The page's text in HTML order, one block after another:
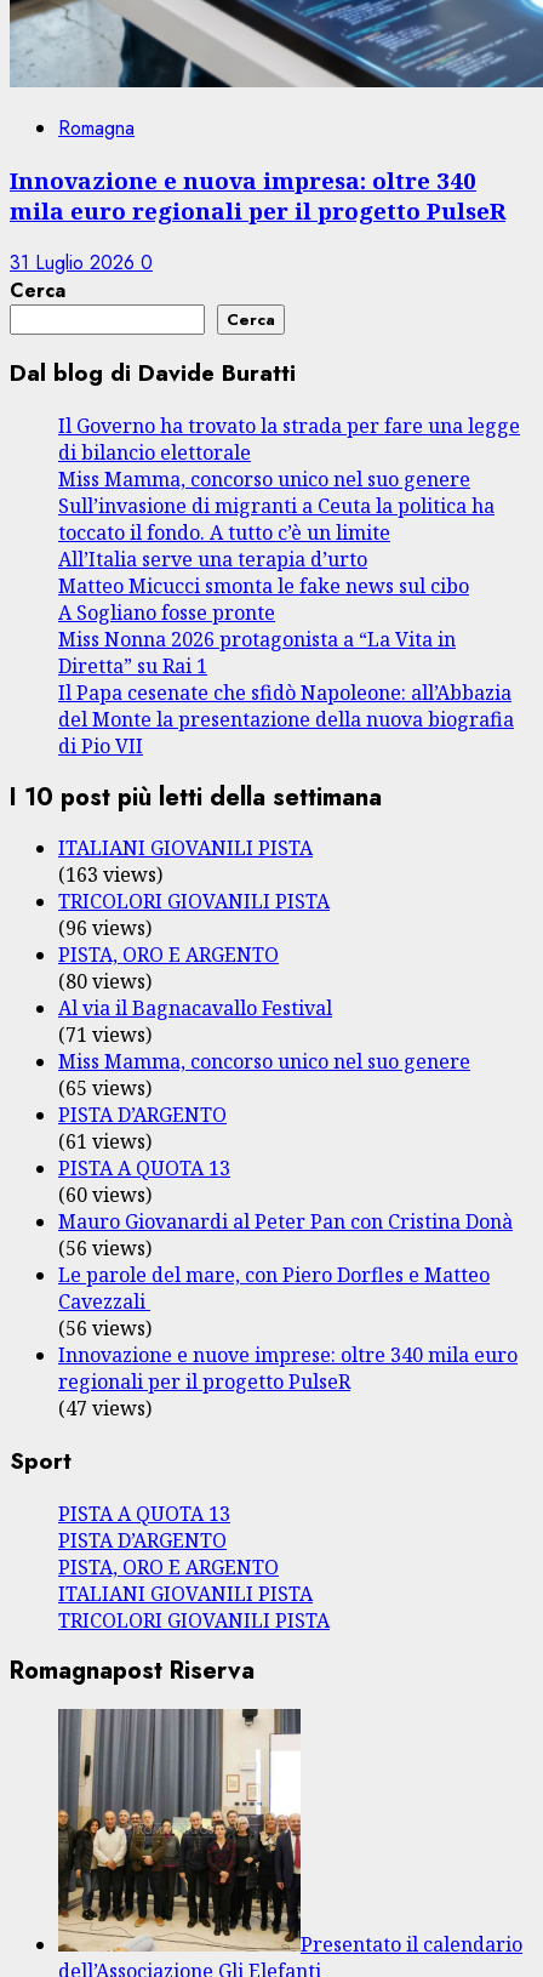
Romagna
Innovazione e nuova impresa: oltre 340
mila euro regionali per il progetto PulseR
31 Luglio 2026 0
Cerca
Cerca
Dal blog di Davide Buratti
Il Governo ha trovato la strada per fare una legge
di bilancio elettorale
Miss Mamma, concorso unico nel suo genere
Sull’invasione di migranti a Ceuta la politica ha
toccato il fondo. A tutto c’è un limite
All’Italia serve una terapia d’urto
Matteo Micucci smonta le fake news sul cibo
A Sogliano fosse pronte
Miss Nonna 2026 protagonista a “La Vita in
Diretta” su Rai 1
Il Papa cesenate che sfidò Napoleone: all’Abbazia
del Monte la presentazione della nuova biografia
di Pio VII
I 10 post più letti della settimana
ITALIANI GIOVANILI PISTA
(163 views)
TRICOLORI GIOVANILI PISTA
(96 views)
PISTA, ORO E ARGENTO
(80 views)
Al via il Bagnacavallo Festival
(71 views)
Miss Mamma, concorso unico nel suo genere
(65 views)
PISTA D’ARGENTO
(61 views)
PISTA A QUOTA 13
(60 views)
Mauro Giovanardi al Peter Pan con Cristina Donà
(56 views)
Le parole del mare, con Piero Dorfles e Matteo
Cavezzali
(56 views)
Innovazione e nuove imprese: oltre 340 mila euro
regionali per il progetto PulseR
(47 views)
Sport
PISTA A QUOTA 13
PISTA D’ARGENTO
PISTA, ORO E ARGENTO
ITALIANI GIOVANILI PISTA
TRICOLORI GIOVANILI PISTA
Romagnapost Riserva
Presentato il calendario
dell’Associazione Gli Elefanti